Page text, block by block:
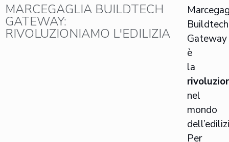
MARCEGAGLIA BUILDTECH
GATEWAY:
RIVOLUZIONIAMO L'EDILIZIA
Buildtech
Gateway
è
la
nel
mondo
Per